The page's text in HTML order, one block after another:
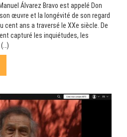
Álvarez Bravo est appelé Don
œuvre et la longévité de son regard
cent ans a traversé le XXe siècle. De
capturé les inquiétudes, les